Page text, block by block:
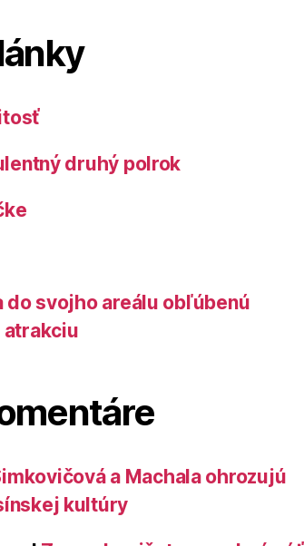
druhý polrok
do svojho areálu obľúbenú
atrakciu
a Machala ohrozujú
kultúry